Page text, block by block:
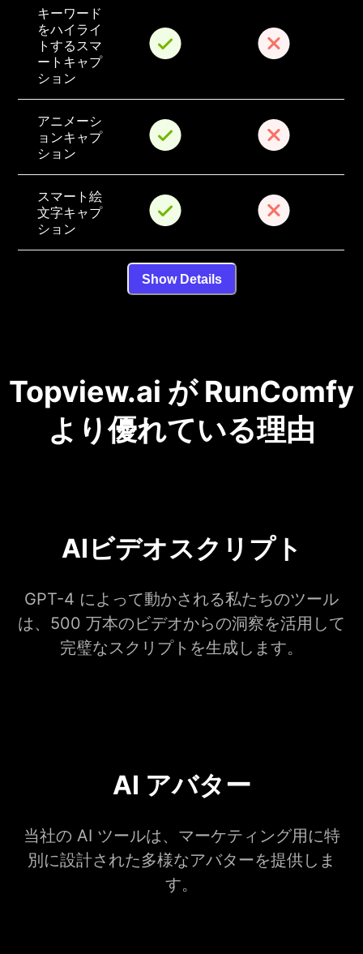
キーワード
をハイライ
トするスマ
ートキャプ
ション
アニメーシ
ョンキャプ
ション
スマート絵
文字キャプ
ション
Show Details
Topview.ai が RunComfy
より優れている理由
AIビデオスクリプト
GPT-4 によって動かされる私たちのツール
は、500 万本のビデオからの洞察を活用して
完璧なスクリプトを生成します。
AI アバター
当社の AI ツールは、マーケティング用に特
別に設計された多様なアバターを提供しま
す。